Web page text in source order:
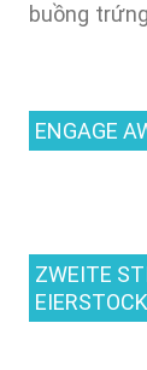
buồng
ENGAGE
ZWEITE